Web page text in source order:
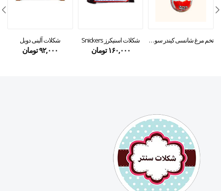
تخم مرغ شانسی کیندر سورپرایز شکلات اسنیکرز Snickers
۱۶۰,۰۰۰ تومان
شکلات آلبنی دوبل
۹۲,۰۰۰تومان